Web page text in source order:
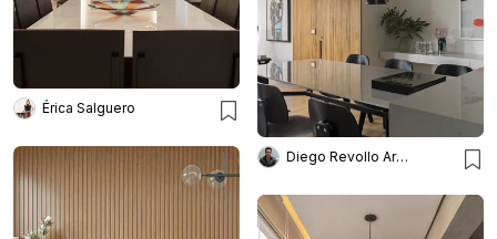
Érica Salguero
Diego Revollo Arquitetura